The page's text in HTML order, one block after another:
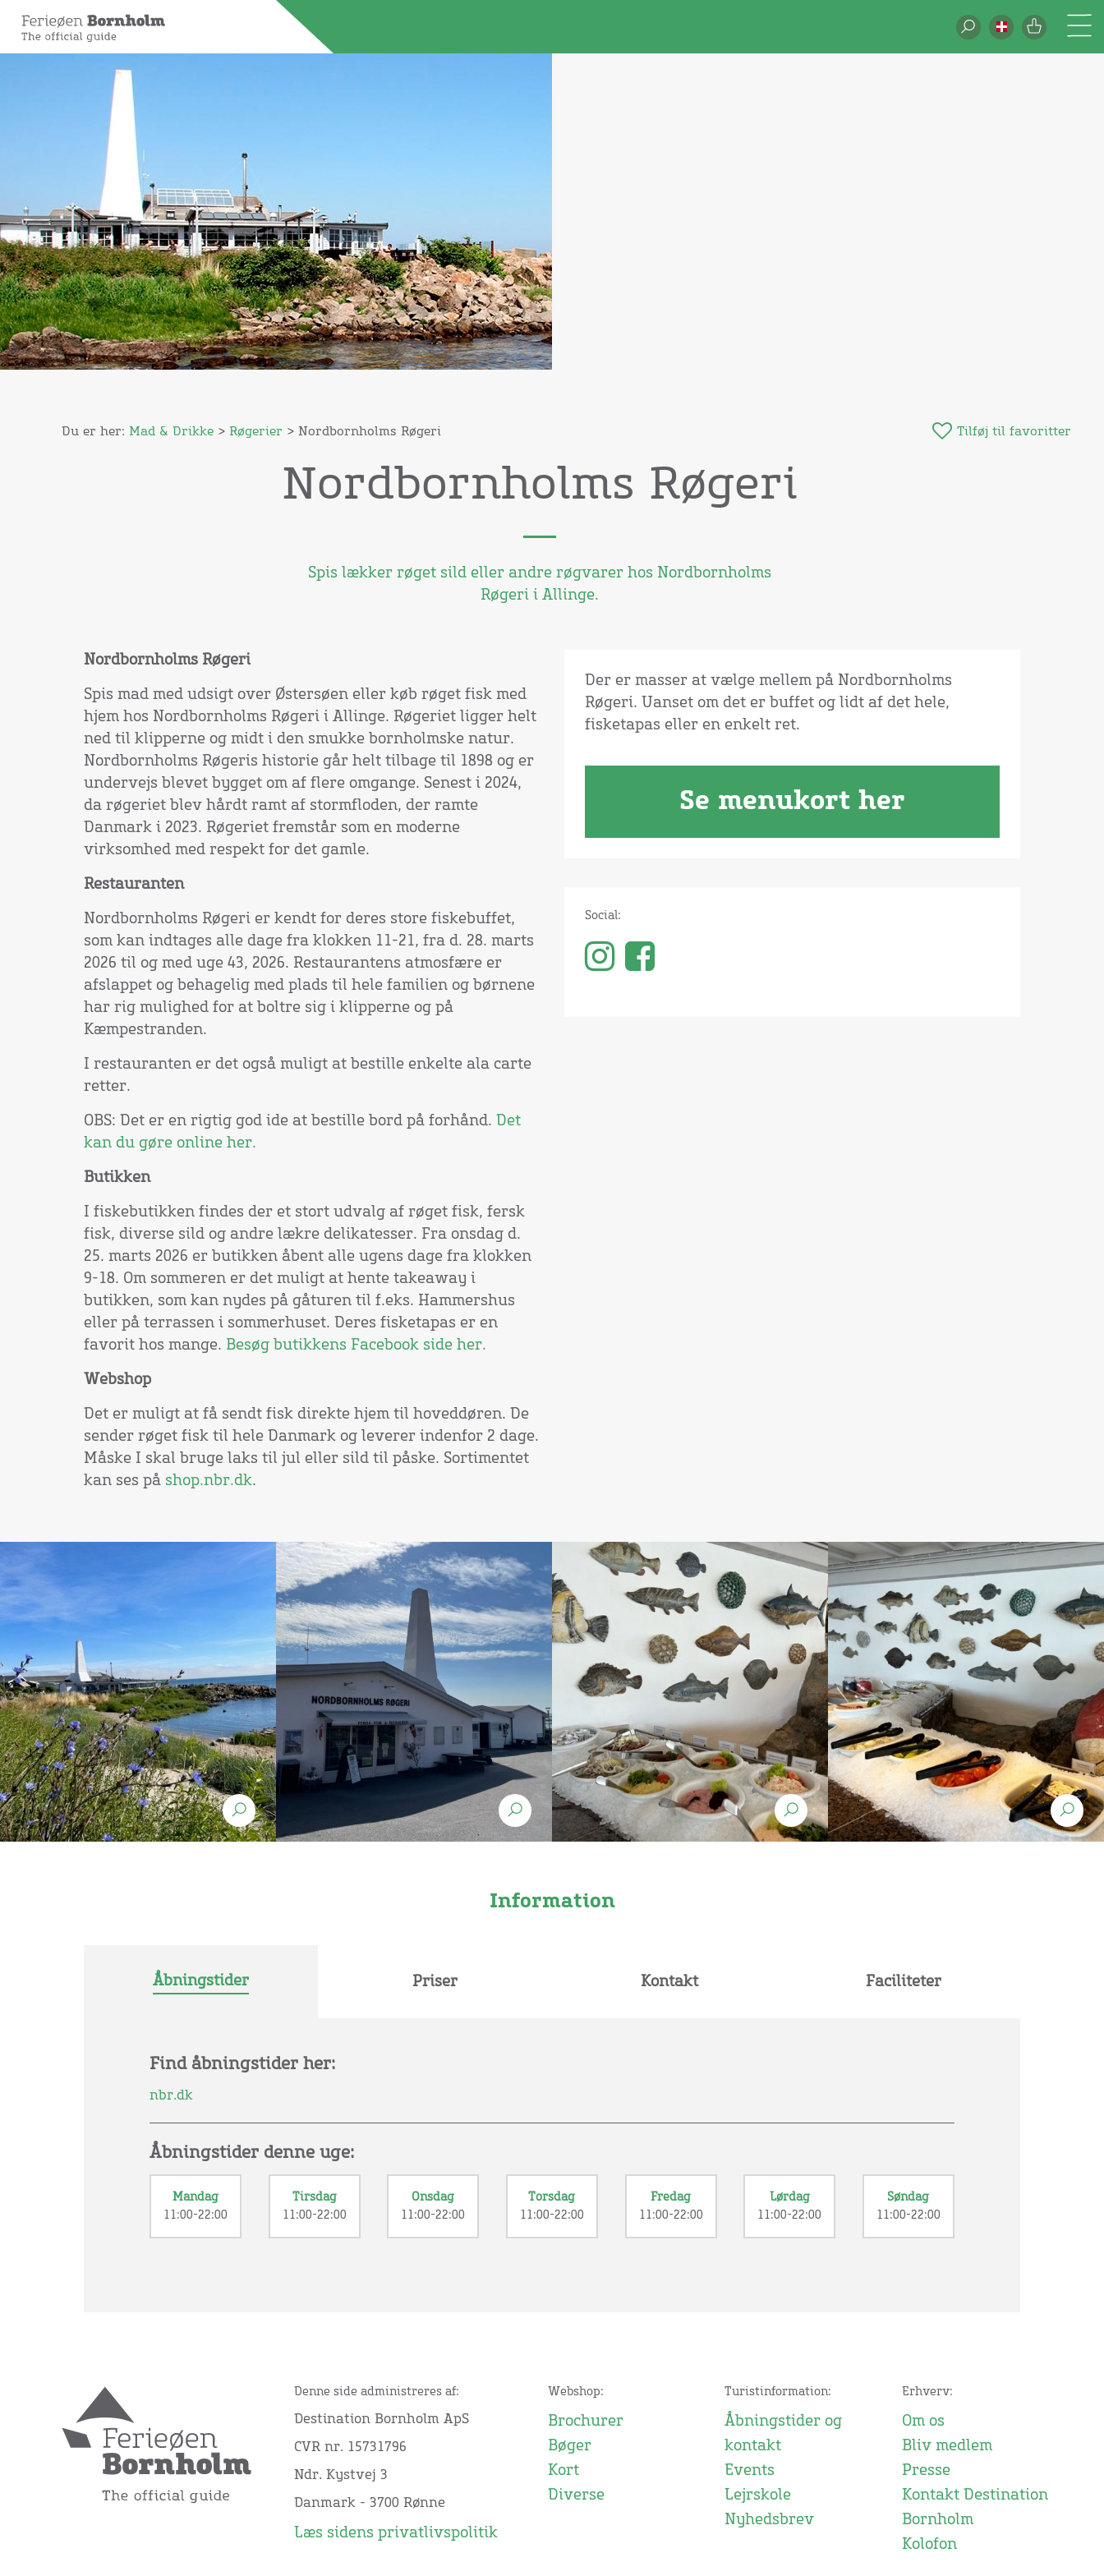
Du er her: Mad & Drikke > Røgerier > Nordbornholms Røgeri Tilføj til favoritter
Nordbornholms Røgeri
Spis lækker røget sild eller andre røgvarer hos Nordbornholms
Røgeri i Allinge.
Nordbornholms Røgeri
Spis mad med udsigt over Østersøen eller køb røget fisk med
hjem hos Nordbornholms Røgeri i Allinge. Røgeriet ligger helt
ned til klipperne og midt i den smukke bornholmske natur.
Nordbornholms Røgeris historie går helt tilbage til 1898 og er
undervejs blevet bygget om af flere omgange. Senest i 2024,
da røgeriet blev hårdt ramt af stormfloden, der ramte
Danmark i 2023. Røgeriet fremstår som en moderne
virksomhed med respekt for det gamle.
Restauranten
Nordbornholms Røgeri er kendt for deres store fiskebuffet,
som kan indtages alle dage fra klokken 11-21, fra d. 28. marts
2026 til og med uge 43, 2026. Restaurantens atmosfære er
afslappet og behagelig med plads til hele familien og børnene
har rig mulighed for at boltre sig i klipperne og på
Kæmpestranden.
I restauranten er det også muligt at bestille enkelte ala carte
retter.
OBS: Det er en rigtig god ide at bestille bord på forhånd. Det
kan du gøre online her.
Butikken
I fiskebutikken findes der et stort udvalg af røget fisk, fersk
fisk, diverse sild og andre lækre delikatesser. Fra onsdag d.
25. marts 2026 er butikken åbent alle ugens dage fra klokken
9-18. Om sommeren er det muligt at hente takeaway i
butikken, som kan nydes på gåturen til f.eks. Hammershus
eller på terrassen i sommerhuset. Deres fisketapas er en
favorit hos mange. Besøg butikkens Facebook side her.
Webshop
Det er muligt at få sendt fisk direkte hjem til hoveddøren. De
sender røget fisk til hele Danmark og leverer indenfor 2 dage.
Måske I skal bruge laks til jul eller sild til påske. Sortimentet
kan ses på shop.nbr.dk.
Der er masser at vælge mellem på Nordbornholms
Røgeri. Uanset om det er buffet og lidt af det hele,
fisketapas eller en enkelt ret.
Se menukort her
Social:
Information
Åbningstider Priser Kontakt Faciliteter
Find åbningstider her:
nbr.dk
Åbningstider denne uge:
Mandag
11:00-22:00
Tirsdag
11:00-22:00
Onsdag
11:00-22:00
Torsdag
11:00-22:00
Fredag
11:00-22:00
Lørdag
11:00-22:00
Søndag
11:00-22:00
Denne side administreres af:
Destination Bornholm ApS
CVR nr. 15731796
Ndr. Kystvej 3
Danmark - 3700 Rønne
Læs sidens privatlivspolitik
Webshop:
Brochurer
Bøger
Kort
Diverse
Turistinformation:
Åbningstider og
kontakt
Events
Lejrskole
Nyhedsbrev
Erhverv:
Om os
Bliv medlem
Presse
Kontakt Destination
Bornholm
Kolofon